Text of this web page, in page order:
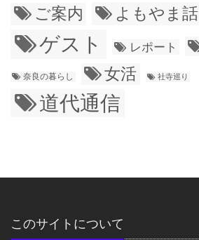
ご案内 よもやま話
ゲスト レポート
奈良の暮らし 女活 社寺巡り
道代通信
このサイトについて